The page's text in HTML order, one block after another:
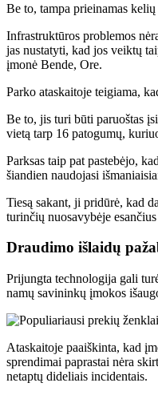
Be to, tampa prieinamas
Infrastruktūros problemos
jas nustatyti, kad jos veiktų
įmonė Bende, Ore.
Parko ataskaitoje teigiama,
Be to, jis turi būti paruoštas
vietą tarp 16 patogumų,
Parksas taip pat pastebėjo,
šiandien naudojasi
Tiesą sakant, ji pridūrė, kad
turinčių nuosavybėje
Draudimo išlaidų
Prijungta technologija gali
namų savininkų įmokos
Ataskaitoje paaiškinta, kad
sprendimai paprastai nėra
netaptų dideliais incidentais.